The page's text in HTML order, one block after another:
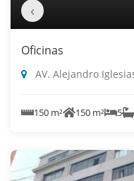
‹
Oficinas
AV. Alejandro
150 m² 150 m² 5